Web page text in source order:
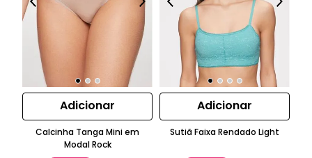
Adicionar
Calcinha Tanga Mini em
Modal Rock
Adicionar
Sutiã Faixa Rendado Light